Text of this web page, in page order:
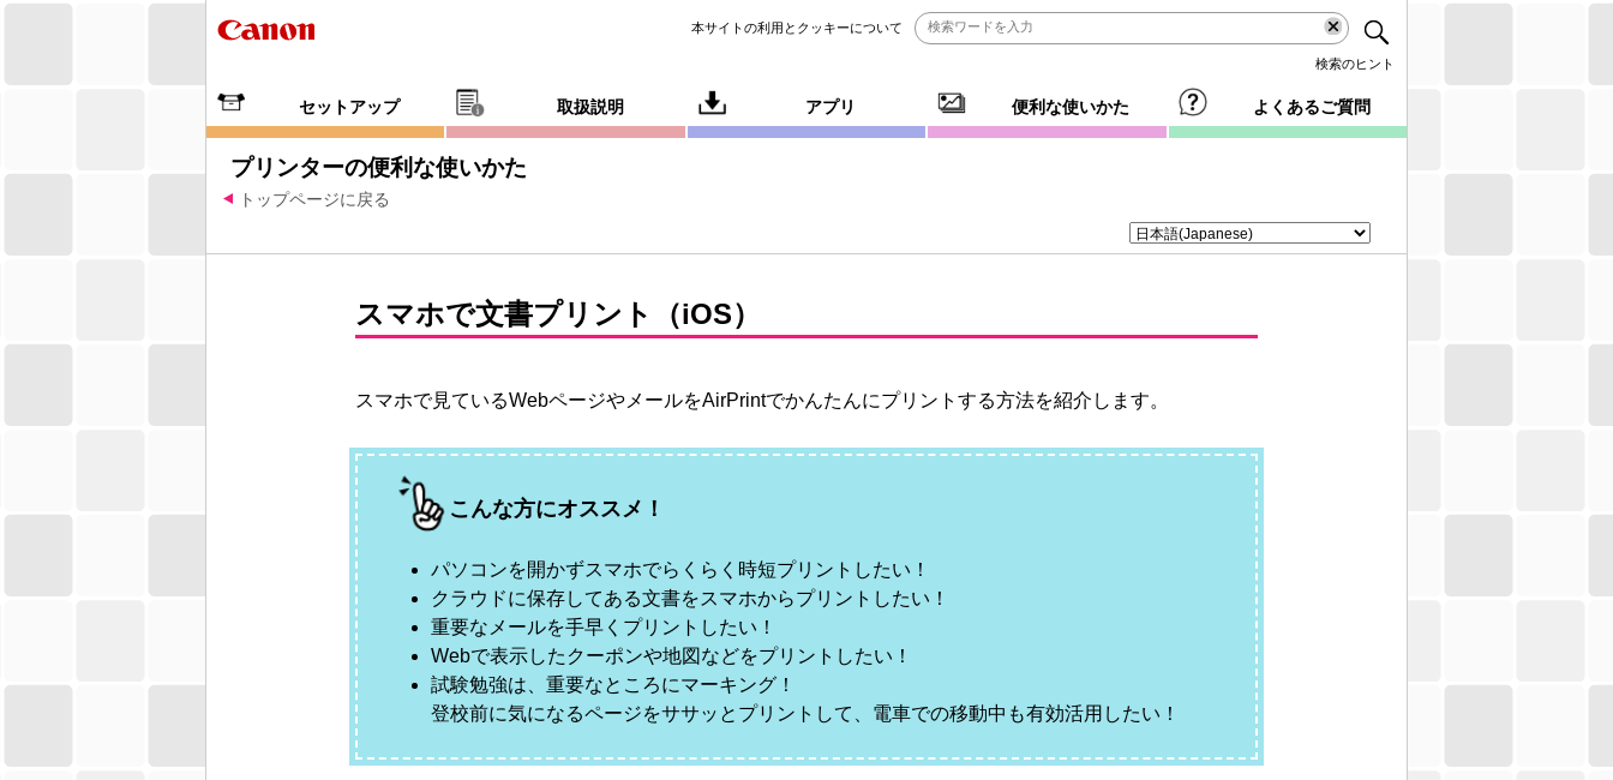
本サイトの利用とクッキーについて
検索のヒント
セットアップ 取扱説明 アプリ 便利な使いかた よくあるご質問
プリンターの便利な使いかた
トップページに戻る
スマホで文書プリント（iOS）
スマホで見ているWebページやメールをAirPrintでかんたんにプリントする方法を紹介します。
こんな方にオススメ！
パソコンを開かずスマホでらくらく時短プリントしたい！
クラウドに保存してある文書をスマホからプリントしたい！
重要なメールを手早くプリントしたい！
Webで表示したクーポンや地図などをプリントしたい！
試験勉強は、重要なところにマーキング！
登校前に気になるページをササッとプリントして、電車での移動中も有効活用したい！